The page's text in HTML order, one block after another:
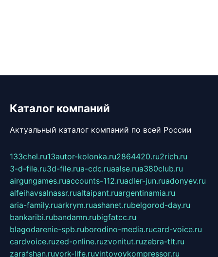
Каталог компаний
Актуальный каталог компаний по всей России
133chel.ru13autor-kolonka.ru2864420.ru2rich.ru
3-d-file.ru3d-file.rua-cdc.ruaalse.rua380club.ru
airgungames.ruaccounts-112.ruadler-jun.ruadonyev.ru
alfeihavsalnassr.rualtaipant.ruargentinamia.ru
aria-family.ruarkrym.ruashanet.rubelgorod-day.ru
bankaribi.rubandamn.rubigfatcc.ru
blagodarenie-spb.ruborodino-media.rucard-voice.ru
cardvoice.ruzed-online.ruzvonitut.ruzebra-tlt.ru
zarafshan.ruyork-life.ruvintovoykompressor.ru